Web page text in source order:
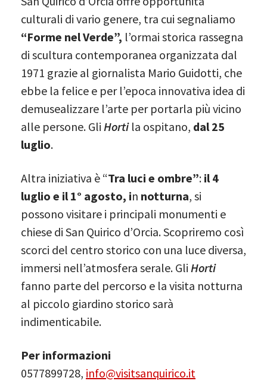
culturali di vario genere, tra cui segnaliamo
“Forme nel Verde”, l’ormai storica rassegna
di scultura contemporanea organizzata dal
1971 grazie al giornalista Mario Guidotti, che
ebbe la felice e per l’epoca innovativa idea di
demusealizzare l’arte per portarla più vicino
alle persone. Gli Hortila ospitano, dal 25
luglio.
Altra iniziativa è “Tra luci e ombre”: il 4
luglio e il 1° agosto, in notturna, si
possono visitare i principali monumenti e
chiese di San Quirico d’Orcia. Scopriremo così
scorci del centro storico con una luce diversa,
immersi nell’atmosfera serale. Gli Horti
fanno parte del percorso e la visita notturna
al piccolo giardino storico sarà
indimenticabile.
Per informazioni
0577899728, info@visitsanquirico.it